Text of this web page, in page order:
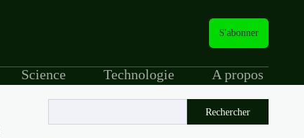
S'abonner
Science Technologie A propos
Rechercher